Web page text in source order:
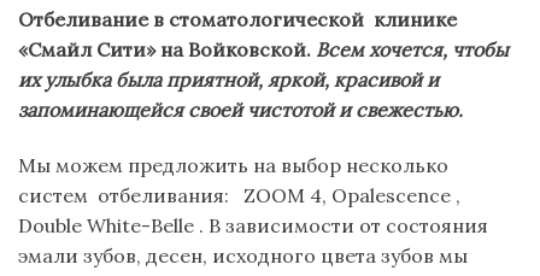
Отбеливание в стоматологической клинике
«Смайл Сити» на Войковской. Всем хочется, чтобы
их улыбка была приятной, яркой, красивой и
запоминающейся своей чистотой и свежестью.
Мы можем предложить на выбор несколько
систем отбеливания: ZOOМ 4, Opalescence ,
Double White-Belle . В зависимости от состояния
эмали зубов, десен, исходного цвета зубов мы